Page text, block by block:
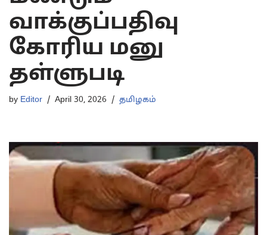
வாக்குப்பதிவு
கோரிய மனு
தள்ளுபடி
by Editor April 30, 2026 தமிழகம்